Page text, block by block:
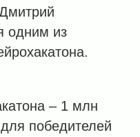
одним из
– 1 млн
победителей